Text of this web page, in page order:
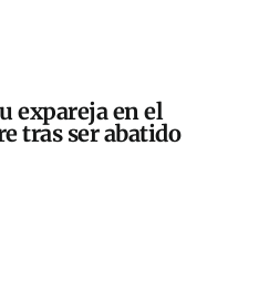
expareja en el
tras ser abatido